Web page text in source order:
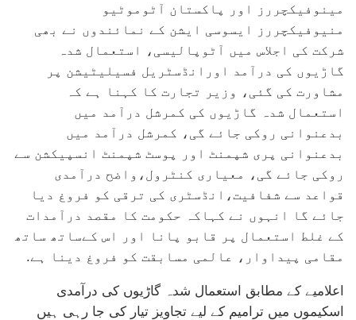
مینوفیکچررز اور پاکستان آٹوموٹیو
منیوفیکچررز ایسوسی ایشن کے نمائندوں نے بھی
شرکت کی اجلاس میں آٹوپالیسی، استعمال شدہ
گاڑیوں کی درآمد اورانڈسٹریل فسیلیٹیشن پر
مشاورت کی گئی، وزیر تجارت کا کہنا ہے کہ
استعمال شدہ گاڑیوں کی کمرشل درآمد میں
بدعنوانی روکی جائے گی، کمرشل درآمد میں
بدعنوانی پری شپمنٹ اور پوسٹ شپمنٹ انسپیکشن سے
روکی جائے گی، معیاری کنٹرول،واضح درآمدی
قواعد سے شفافیت،انڈسٹری کی ترقی کو فروغ دیا
جائے گا انہوں نے کہاکہ حکومت کا مقصد درآمدات
کے غلط استعمال پر قابو پانا اور اس کےساتھ ساتھ
مقامی پیداوار، عالمی مسابقت کو فروغ دینا ہے.
اعلامیے کے مطابق استعمال شدہ گاڑیوں کی درآمدی
اسکیموں میں ترامیم کے لیے تجاویز تیار کی جا رہی ہیں